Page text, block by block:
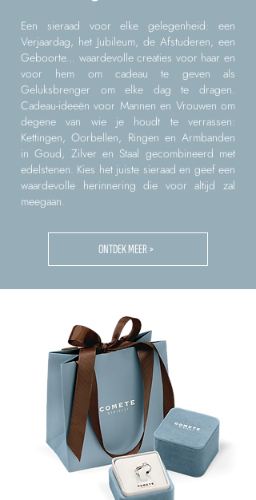
Een sieraad voor elke gelegenheid: een
Verjaardag, het Jubileum, de Afstuderen, een
Geboorte... waardevolle creaties voor haar en
voor hem om cadeau te geven als
Geluksbrenger om elke dag te dragen.
Cadeau-ideeën voor Mannen en Vrouwen om
degene van wie je houdt te verrassen:
Kettingen, Oorbellen, Ringen en Armbanden
in Goud, Zilver en Staal gecombineerd met
edelstenen. Kies het juiste sieraad en geef een
waardevolle herinnering die voor altijd zal
meegaan.
ONTDEK MEER >